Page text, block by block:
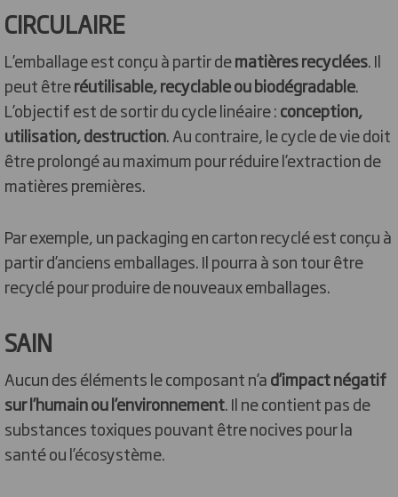
CIRCULAIRE
L’emballage est conçu à partir dematières recyclées. Il
peut êtreréutilisable, recyclable ou biodégradable.
L’objectif est de sortir du cycle linéaire :conception,
utilisation, destruction. Au contraire, le cycle de vie doit
être prolongé au maximum pour réduire l’extraction de
matières premières.
Par exemple, un packaging en carton recyclé est conçu à
partir d’anciens emballages. Il pourra à son tour être
recyclé pour produire de nouveaux emballages.
SAIN
Aucun des éléments le composant n’ad’impact négatif
sur l’humain ou l’environnement. Il ne contient pas de
substances toxiques pouvant être nocives pour la
santé ou l’écosystème.